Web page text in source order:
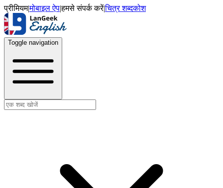
प्रीमियम|मोबाइल ऐप|हमसे संपर्क करें|चित्र शब्दकोश
Toggle navigation